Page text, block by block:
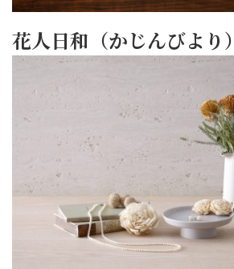
花人日和（かじんびより）